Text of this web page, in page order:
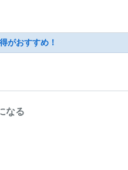
がおすすめ！
なる